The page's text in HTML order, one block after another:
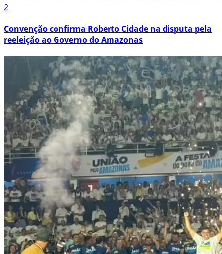
2
Convenção confirma Roberto Cidade na disputa pela
reeleição ao Governo do Amazonas